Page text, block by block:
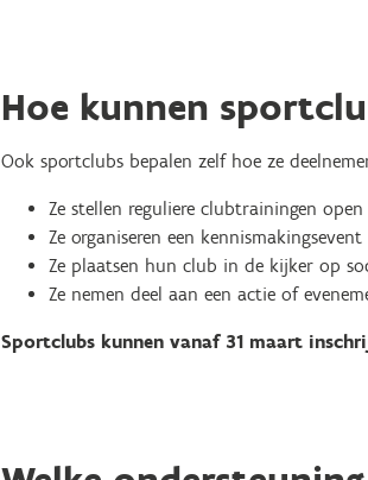
Hoe kunnen
Ook sportclubs bepalen zelf hoe ze
Ze stellen reguliere clubtrainingen
Ze organiseren een kennismakingsevent
Ze plaatsen hun club in de kijker op
Ze nemen deel aan een actie of
Sportclubs kunnen vanaf 31 maart